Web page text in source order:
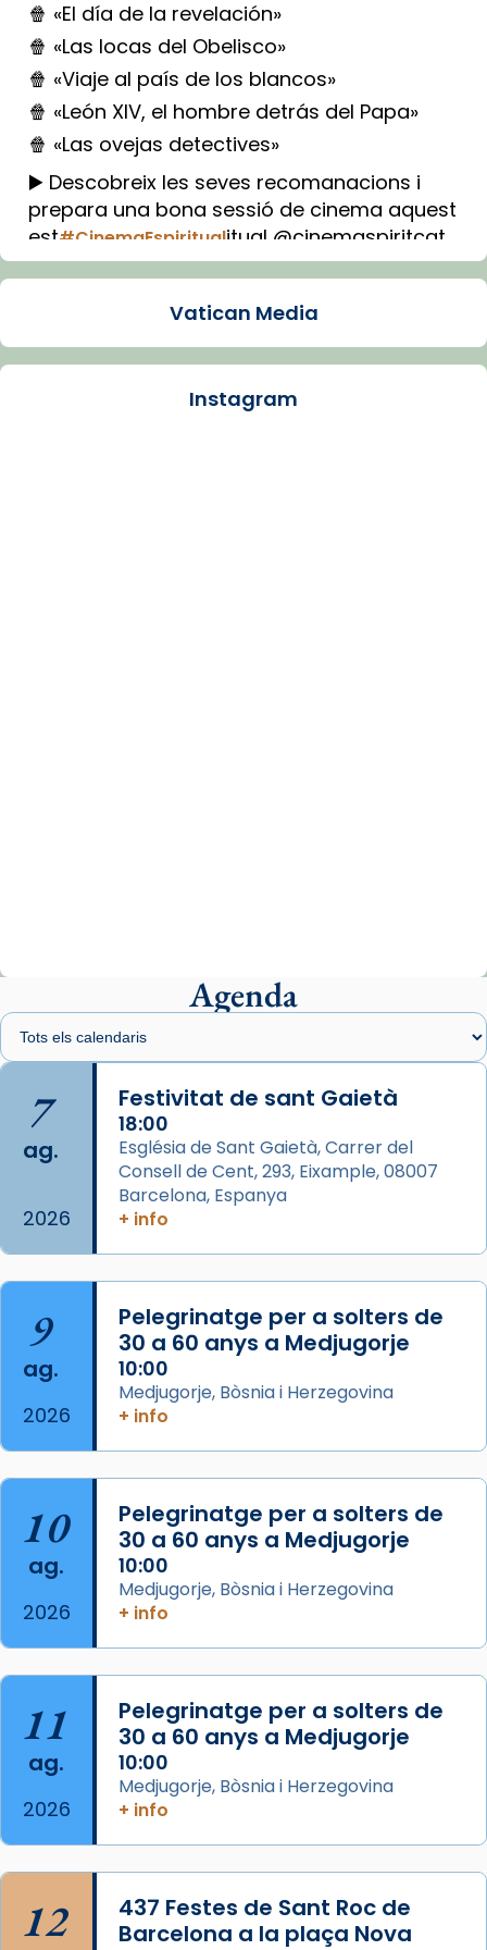
🍿 «El día de la revelación»
🍿 «Las locas del Obelisco»
🍿 «Viaje al país de los blancos»
🍿 «León XIV, el hombre detrás del Papa»
🍿 «Las ovejas detectives»
▶️ Descobreix les seves recomanacions i
prepara una bona sessió de cinema aquest
est#CinemaEspiritualitual @cinemaspiritcat
Imatge: Generada amb IA (OpenAI)
Arquebisbat de Barcelona
presidit aquest 27 de juliol la missa de Les
Santes de Mataró.
🔗
📸 J. Merino
Photo
View on Facebook · Share
Arquebisbat de Barcelona
2 weeks ago
missa d’acció de gràcies en agraïment al
comitè organitzador de la visita apostòlica
del Sant Pare Lleó XIV a Barcelona, i als
col·laboradors, a la Catedral de Barcelona.
Mons. David Abadías.
📸 Dr. G. Simón
Photo
2 weeks ago
Memòria de les santes Juliana i
Semproniana, verges i màrtirs.
Acompanyant la història de sant Cugat, a
partir de l’Edat Mitjana sorgeix la tradició
que les santes Juliana (“relatiu a Júlia”) i
Semproniana (“relatiu a Semprònia =
eterna”) són deixebles seves. I l’any 1667, el
Vatican Media
Instagram
Agenda
7
ag.
2026
Festivitat de sant Gaietà
18:00
Església de Sant Gaietà, Carrer del
Consell de Cent, 293, Eixample, 08007
Barcelona, Espanya
+ info
9
ag.
2026
Pelegrinatge per a solters de
30 a 60 anys a Medjugorje
10:00
Medjugorje, Bòsnia i Herzegovina
+ info
10
ag.
2026
Pelegrinatge per a solters de
30 a 60 anys a Medjugorje
10:00
Medjugorje, Bòsnia i Herzegovina
+ info
11
ag.
2026
Pelegrinatge per a solters de
30 a 60 anys a Medjugorje
10:00
Medjugorje, Bòsnia i Herzegovina
+ info
12
437 Festes de Sant Roc de
Barcelona a la plaça Nova